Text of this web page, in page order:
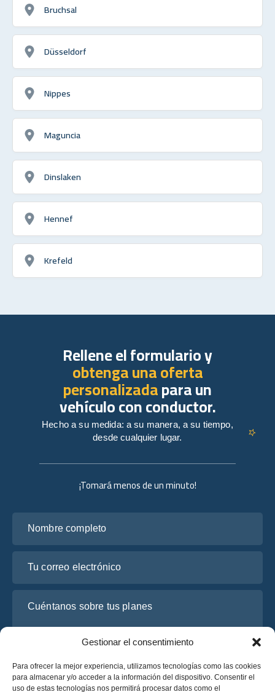
Gestionar el consentimiento
Para ofrecer la mejor experiencia, utilizamos tecnologías como las cookies
para almacenar y/o acceder a la información del dispositivo. Consentir el
uso de estas tecnologías nos permitirá procesar datos como el
Bruchsal
Düsseldorf
Nippes
Maguncia
Dinslaken
Hennef
Krefeld
¡Tomará menos de un minuto!
Rellene el formulario y
obtenga una oferta
personalizadapara un
vehículo con conductor.
Hecho a su medida: a su manera, a su tiempo,
desde cualquier lugar.